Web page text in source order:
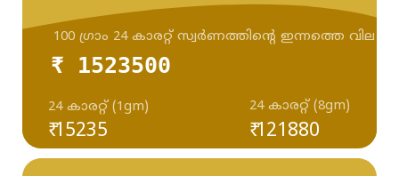
₹ 1523500
₹ 15235
24 കാരറ്റ് (1gm) 24 കാരറ്റ് (8gm)
100 ഗ്രാം 24 കാരറ്റ് സ്വർണത്തിന്റെ ഇന്നത്തെ വില
₹ 121880